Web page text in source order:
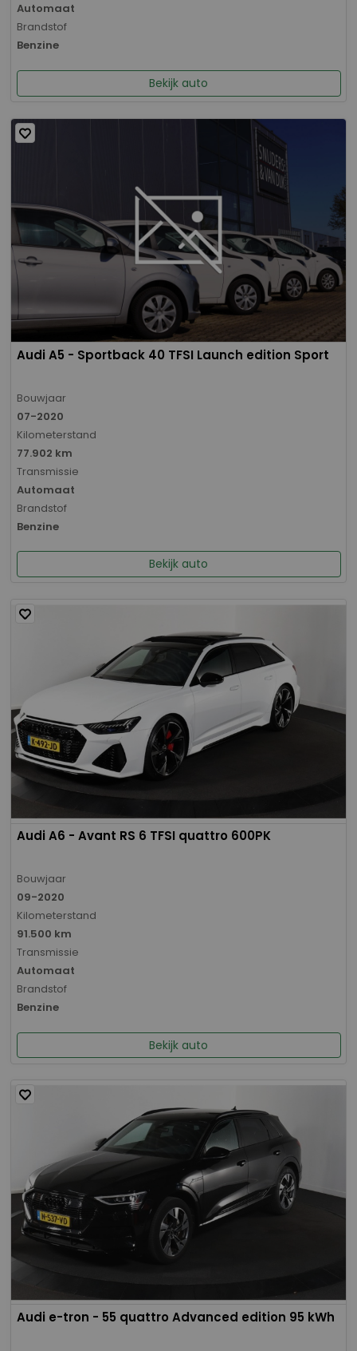
Automaat
Brandstof
Benzine
Bekijk auto
Audi A5 - Sportback 40 TFSI Launch edition Sport
Bouwjaar
07-2020
Kilometerstand
77.902 km
Transmissie
Automaat
Brandstof
Benzine
Bekijk auto
Audi A6 - Avant RS 6 TFSI quattro 600PK
Bouwjaar
09-2020
Kilometerstand
91.500 km
Transmissie
Automaat
Brandstof
Benzine
Bekijk auto
Audi e-tron - 55 quattro Advanced edition 95 kWh